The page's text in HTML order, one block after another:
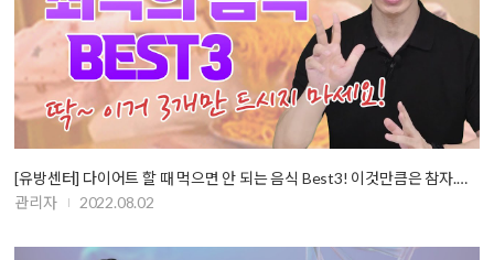
[유방센터] 다이어트 할 때 먹으면 안 되는 음식 Best3! 이것만큼은 참자.…
관리자
2022.08.02